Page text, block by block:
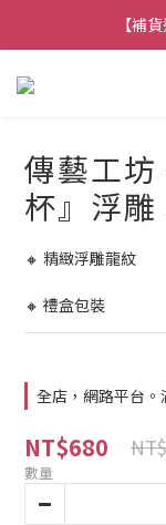
【熱門】馬
【補
【熱門】馬
傳藝工
杯』浮
🔸 精緻浮雕龍紋
🔸 禮盒包裝
全店，網路平台
NT$680
數量